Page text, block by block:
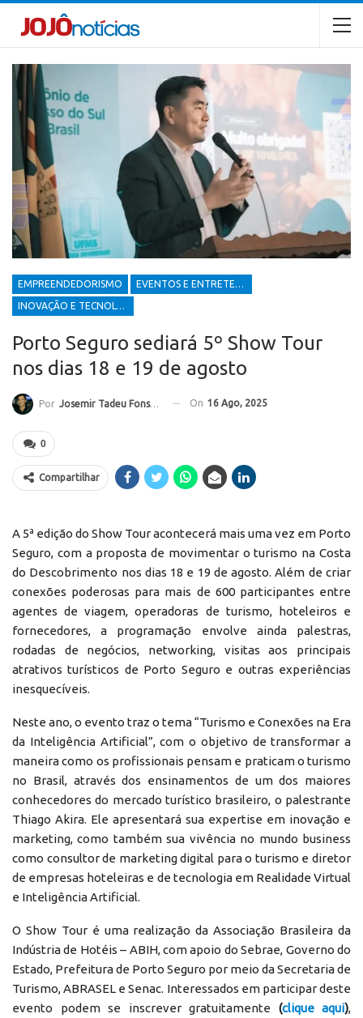
EMPREENDEDORISMO EVENTOS E ENTRETENIMENTOS
INOVAÇÃO E TECNOLOGIA
Porto Seguro sediará 5º Show Tour
nos dias 18 e 19 de agosto
Por Josemir Tadeu Fonseca On 16 Ago, 2025
0
Compartilhar
A 5ª edição do Show Tour acontecerá mais uma vez em Porto
Seguro, com a proposta de movimentar o turismo na Costa
do Descobrimento nos dias 18 e 19 de agosto. Além de criar
conexões poderosas para mais de 600 participantes entre
agentes de viagem, operadoras de turismo, hoteleiros e
fornecedores, a programação envolve ainda palestras,
rodadas de negócios, networking, visitas aos principais
atrativos turísticos de Porto Seguro e outras experiências
inesquecíveis.
Neste ano, o evento traz o tema “Turismo e Conexões na Era
da Inteligência Artificial”, com o objetivo de transformar a
maneira como os profissionais pensam e praticam o turismo
no Brasil, através dos ensinamentos de um dos maiores
conhecedores do mercado turístico brasileiro, o palestrante
Thiago Akira. Ele apresentará sua expertise em inovação e
marketing, como também sua vivência no mundo business
como consultor de marketing digital para o turismo e diretor
de empresas hoteleiras e de tecnologia em Realidade Virtual
e Inteligência Artificial.
O Show Tour é uma realização da Associação Brasileira da
Indústria de Hotéis – ABIH, com apoio do Sebrae, Governo do
Estado, Prefeitura de Porto Seguro por meio da Secretaria de
Turismo, ABRASEL e Senac. Interessados em participar deste
evento podem se inscrever gratuitamente (clique aqui),